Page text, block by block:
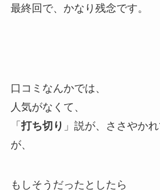
最終回で、かなり残念です。
口コミなんかでは、
人気がなくて、
「打ち切り 」説が、ささやか
が、
もしそうだったとしたら